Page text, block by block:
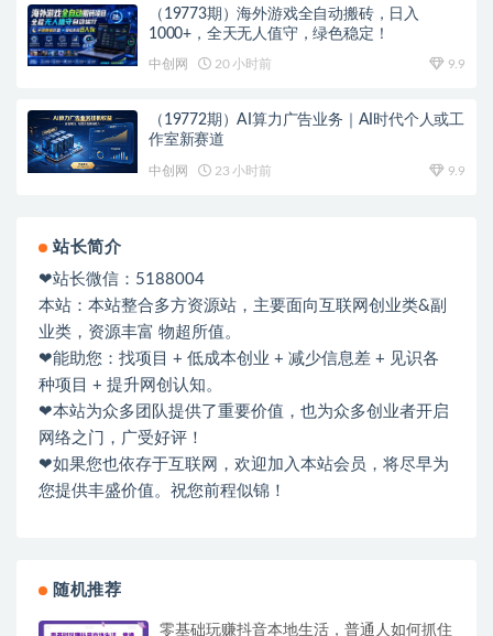
（19773期）海外游戏全自动搬砖，日入
1000+，全天无人值守，绿色稳定！
中创网 20 小时前 9.9
（19772期）AI算力广告业务｜AI时代个人或工
作室新赛道
中创网 23 小时前 9.9
站长简介
❤站长微信：5188004
本站：本站整合多方资源站，主要面向互联网创业类&副
业类，资源丰富 物超所值。
❤能助您：找项目 + 低成本创业 + 减少信息差 + 见识各
种项目 + 提升网创认知。
❤本站为众多团队提供了重要价值，也为众多创业者开启
网络之门，广受好评！
❤如果您也依存于互联网，欢迎加入本站会员，将尽早为
您提供丰盛价值。祝您前程似锦！
随机推荐
零基础玩赚抖音本地生活，普通人如何抓住